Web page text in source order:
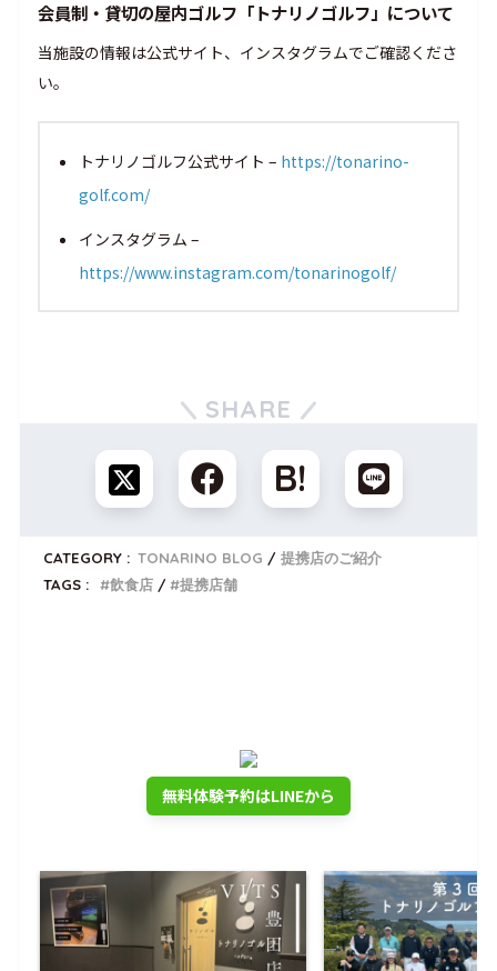
会員制・貸切の屋内ゴルフ「トナリノゴルフ」について
当施設の情報は公式サイト、インスタグラムでご確認くださ
い。
トナリノゴルフ公式サイト – https://tonarino-
golf.com/
インスタグラム –
https://www.instagram.com/tonarinogolf/
SHARE
CATEGORY : TONARINO BLOG
提携店のご紹介
TAGS :
飲食店 提携店舗
無料体験予約はLINEから